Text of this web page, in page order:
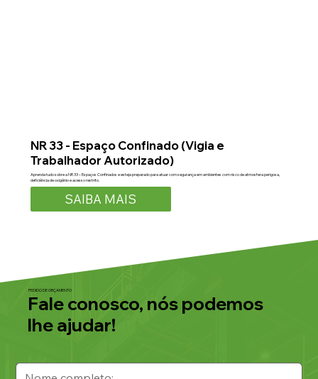
NR 33 - Espaço Confinado (Vigia e
Trabalhador Autorizado)
Aprenda tudo sobre a NR 33 – Espaços Confinados e esteja preparado para atuar com segurança em ambientes com risco de atmosfera perigosa,
deficiência de oxigênio e acesso restrito.
SAIBA MAIS
PEDIDO DE ORÇAMENTO
Fale conosco, nós podemos
lhe ajudar!